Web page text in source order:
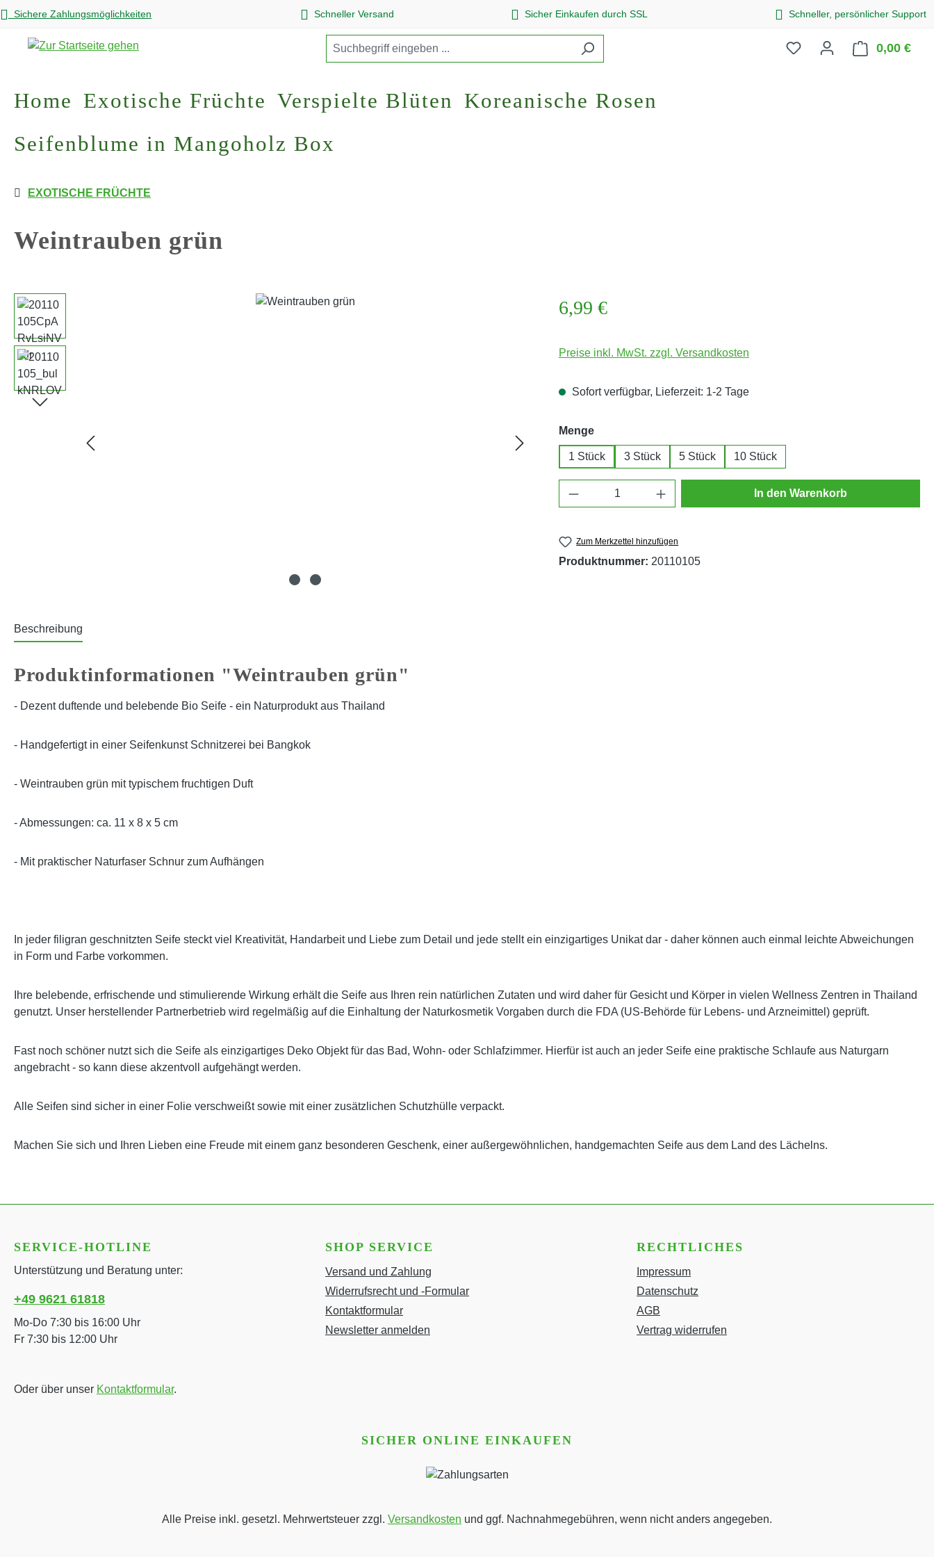
Hauptinhalt springen
Zur Suche springen
Zur Hauptnavigation springen
Sichere Zahlungsmöglichkeiten Schneller Versand Sicher Einkaufen durch SSL Schneller, persönlicher Support
0,00 €
Home Exotische Früchte Verspielte Blüten Koreanische Rosen
Seifenblume in Mangoholz Box
EXOTISCHE FRÜCHTE
Weintrauben grün
Bildergalerie überspringen Regulärer Preis:
6,99 €
Preise inkl. MwSt. zzgl. Versandkosten
Sofort verfügbar, Lieferzeit: 1-2 Tage
Mengeauswählen
1 Stück 3 Stück 5 Stück 10 Stück
Produkt Anzahl: Gib den gewünschten Wert ein
In den Warenkorb
Zum Merkzettel hinzufügen
Produktnummer: 20110105
Beschreibung
Produktinformationen "Weintrauben grün"
- Dezent duftende und belebende Bio Seife - ein Naturprodukt aus Thailand
- Handgefertigt in einer Seifenkunst Schnitzerei bei Bangkok
- Weintrauben grün mit typischem fruchtigen Duft
- Abmessungen: ca. 11 x 8 x 5 cm
- Mit praktischer Naturfaser Schnur zum Aufhängen
In jeder filigran geschnitzten Seife steckt viel Kreativität, Handarbeit und Liebe zum Detail und jede stellt ein einzigartiges Unikat dar - daher können auch einmal leichte Abweichungen
in Form und Farbe vorkommen.
Ihre belebende, erfrischende und stimulierende Wirkung erhält die Seife aus Ihren rein natürlichen Zutaten und wird daher für Gesicht und Körper in vielen Wellness Zentren in Thailand
genutzt. Unser herstellender Partnerbetrieb wird regelmäßig auf die Einhaltung der Naturkosmetik Vorgaben durch die FDA (US-Behörde für Lebens- und Arzneimittel) geprüft.
Fast noch schöner nutzt sich die Seife als einzigartiges Deko Objekt für das Bad, Wohn- oder Schlafzimmer. Hierfür ist auch an jeder Seife eine praktische Schlaufe aus Naturgarn
angebracht - so kann diese akzentvoll aufgehängt werden.
Alle Seifen sind sicher in einer Folie verschweißt sowie mit einer zusätzlichen Schutzhülle verpackt.
Machen Sie sich und Ihren Lieben eine Freude mit einem ganz besonderen Geschenk, einer außergewöhnlichen, handgemachten Seife aus dem Land des Lächelns.
SERVICE-HOTLINE
Unterstützung und Beratung unter:
+49 9621 61818
Mo-Do 7:30 bis 16:00 Uhr
Fr 7:30 bis 12:00 Uhr
Oder über unser Kontaktformular.
SHOP SERVICE
Versand und Zahlung
Widerrufsrecht und -Formular
Kontaktformular
Newsletter anmelden
RECHTLICHES
Impressum
Datenschutz
AGB
Vertrag widerrufen
SICHER ONLINE EINKAUFEN
Alle Preise inkl. gesetzl. Mehrwertsteuer zzgl. Versandkosten und ggf. Nachnahmegebühren, wenn nicht anders angegeben.